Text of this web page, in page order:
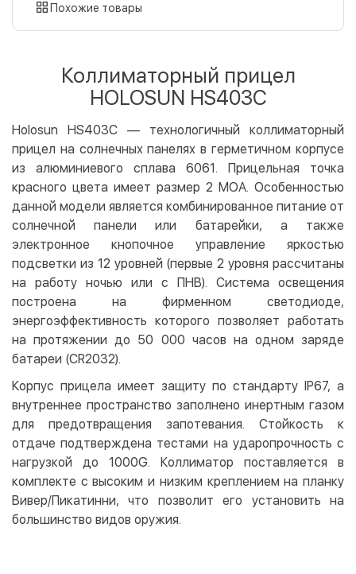
картой
LiqPay
Google Pay
Безналичный расчет
Оплата на карту юр.лица
Оплата на счет юр.лица
Бесплатно
Мгновенная рассрочка (Приватбанк)
Оплата частями (Приватбанк)
Покупка частями (Монобанк)
Похожие товары
Коллиматорный прицел
HOLOSUN HS403C
Holosun HS403C — технологичный коллиматорный
прицел на солнечных панелях в герметичном корпусе
из алюминиевого сплава 6061. Прицельная точка
красного цвета имеет размер 2 МОА. Особенностью
данной модели является комбинированное питание от
солнечной панели или батарейки, а также
электронное кнопочное управление яркостью
подсветки из 12 уровней (первые 2 уровня рассчитаны
на работу ночью или с ПНВ). Система освещения
построена на фирменном светодиоде,
энергоэффективность которого позволяет работать
на протяжении до 50 000 часов на одном заряде
батареи (CR2032).
Корпус прицела имеет защиту по стандарту IP67, а
внутреннее пространство заполнено инертным газом
для предотвращения запотевания. Стойкость к
отдаче подтверждена тестами на ударопрочность с
нагрузкой до 1000G. Коллиматор поставляется в
комплекте с высоким и низким креплением на планку
Вивер/Пикатинни, что позволит его установить на
большинство видов оружия.